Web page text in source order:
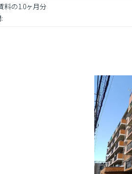
料の1.0ヶ月分